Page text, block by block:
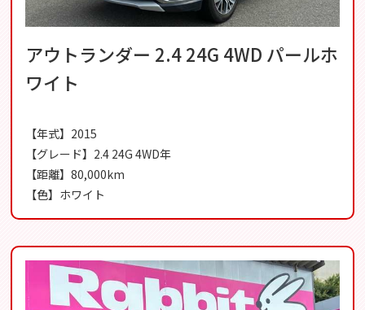
アウトランダー 2.4 24G 4WD パールホ
ワイト
【年式】2015
【グレード】2.4 24G 4WD年
【距離】80,000km
【色】ホワイト